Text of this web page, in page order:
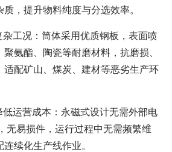
，提升物料纯度与分选效率。
工况：筒体采用优质钢板，表面喷
氨酯、陶瓷等耐磨材料，抗磨损、
适配矿山、煤炭、建材等恶劣生产环
运营成本：永磁式设计无需外部电
无易损件，运行过程中无需频繁维
续化生产线作业。